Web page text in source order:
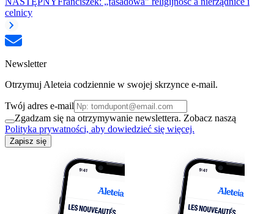
celnicy
Newsletter
Otrzymuj Aleteia codziennie w swojej skrzynce e-mail.
Twój adres e-mail
Zgadzam się na otrzymywanie newslettera. Zobacz naszą
Polityka prywatności, aby dowiedzieć się więcej.
Zapisz się